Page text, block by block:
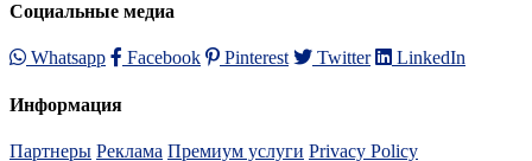
Социальные медиа
Whatsapp Facebook Pinterest Twitter LinkedIn
Информация
Партнеры Реклама Премиум услуги Privacy Policy